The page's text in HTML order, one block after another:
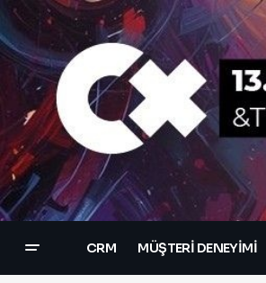
CRM MÜŞTERI DENEYIMI